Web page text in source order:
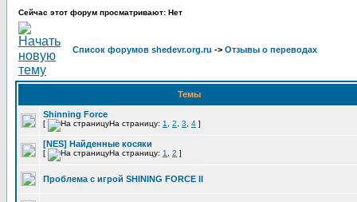
Сейчас этот форум просматривают: Нет
Список форумов shedevr.org.ru -> Отзывы о переводах
Темы
Shinning Force
[ На страницу: 1 2 3 4 ]
[NES] Найденные косяки
[ На страницу: 1 2 ]
Проблема с игрой SHINING FORCE II